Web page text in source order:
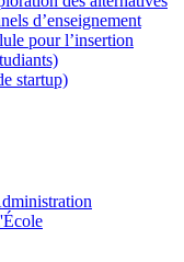
d’enseignement
pour l’insertion
startup)